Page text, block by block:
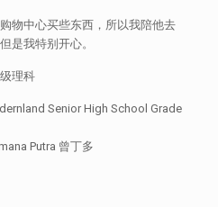
物中心买些东西，所以我陪他去
是我特别开心。
理科
Senior High School Grade
Putra 曾丁多